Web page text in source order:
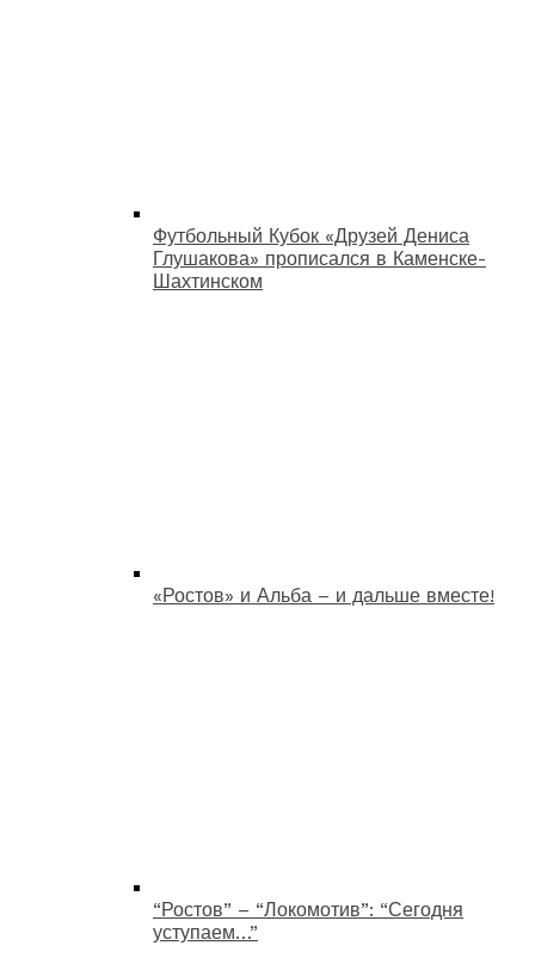
Футбольный Кубок «Друзей Дениса
Глушакова» прописался в Каменске-
Шахтинском
«Ростов» и Альба – и дальше вместе!
“Ростов” – “Локомотив”: “Сегодня
уступаем…”